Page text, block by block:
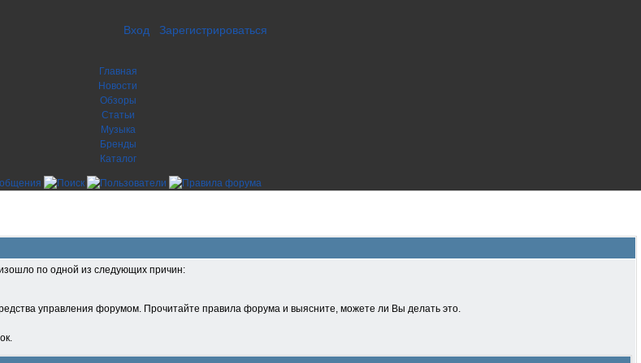
Вход Зарегистрироваться
Главная
Новости
Обзоры
Статьи
Музыка
Бренды
Каталог
по одной из следующих причин:
управления форумом. Прочитайте правила форума и выясните, можете ли Вы делать это.